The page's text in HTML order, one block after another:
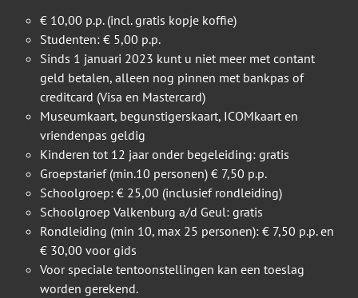
€ 10,00 p.p. (incl. gratis kopje koffie)
Studenten: € 5,00 p.p.
Sinds 1 januari 2023 kunt u niet meer met contant
geld betalen, alleen nog pinnen met bankpas of
creditcard (Visa en Mastercard)
Museumkaart, begunstigerskaart, ICOMkaart en
vriendenpas geldig
Kinderen tot 12 jaar onder begeleiding: gratis
Groepstarief (min.10 personen) € 7,50 p.p.
Schoolgroep: € 25,00 (inclusief rondleiding)
Schoolgroep Valkenburg a/d Geul: gratis
Rondleiding (min 10, max 25 personen): € 7,50 p.p. en
€ 30,00 voor gids
Voor speciale tentoonstellingen kan een toeslag
worden gerekend.